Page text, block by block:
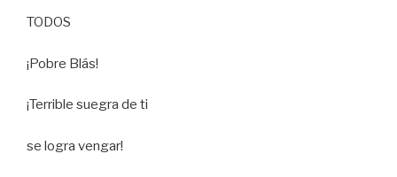
TODOS
¡Pobre Blás!
¡Terrible suegra de ti
se logra vengar!